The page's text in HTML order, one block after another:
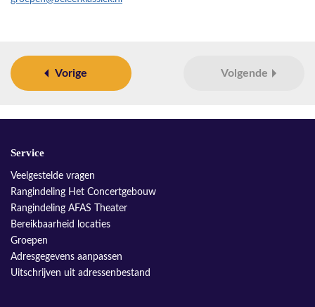
Vorige Volgende
Service
Veelgestelde vragen
Rangindeling Het Concertgebouw
Rangindeling AFAS Theater
Bereikbaarheid locaties
Groepen
Adresgegevens aanpassen
Uitschrijven uit adressenbestand